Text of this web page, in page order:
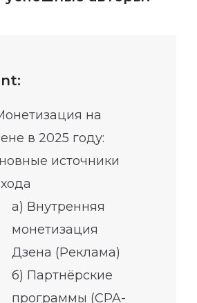
на
в 2025 году:
источники
a) Внутренняя
монетизация
Дзена (Реклама)
б) Партнёрские
программы (CPA-